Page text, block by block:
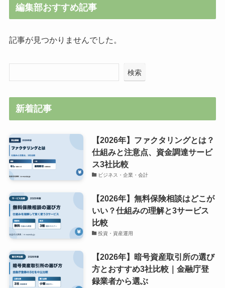
編集部おすすめ記事
記事が見つかりませんでした。
検索
新着記事
【2026年】ファクタリングとは？
仕組みと注意点、資金調達サービ
ス3社比較
ビジネス・企業・会計
【2026年】無料保険相談はどこが
いい？仕組みの理解と3サービス
比較
投資・資産運用
【2026年】暗号資産取引所の選び
方とおすすめ3社比較｜金融庁登
録業者から選ぶ